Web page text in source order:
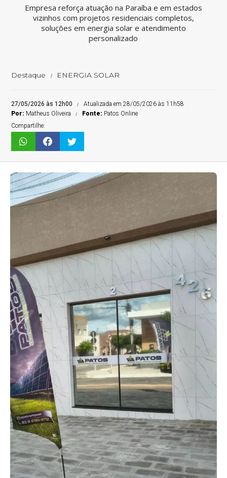
Empresa reforça atuação na Paraíba e em estados
vizinhos com projetos residenciais completos,
soluções em energia solar e atendimento
personalizado
Destaque ENERGIA SOLAR
27/05/2026 às 12h00
Atualizada em 28/05/2026 às 11h58
Por: Matheus Oliveira Fonte: Patos Online
Compartilhe: